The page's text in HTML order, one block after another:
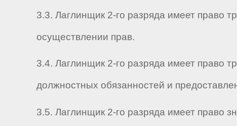
3.3. Лаглинщик 2-го разряда имеет право
осуществлении прав.
3.4. Лаглинщик 2-го разряда имеет право
должностных обязанностей и
3.5. Лаглинщик 2-го разряда имеет право